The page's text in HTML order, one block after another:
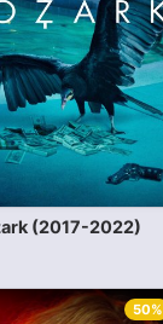
(2017-2022)
50%